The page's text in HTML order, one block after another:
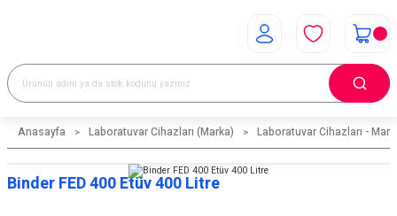
Anasayfa Laboratuvar Cihazları (Marka) Laboratuvar Cihazları -
Binder FED 400 Etüv 400 Litre